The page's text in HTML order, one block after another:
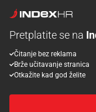
Oglašavanje Zaposli se
korištenja
Postavke
Pretplatite se na
Čitanje bez reklama
Brže učitavanje stranica
Otkažite kad god želite